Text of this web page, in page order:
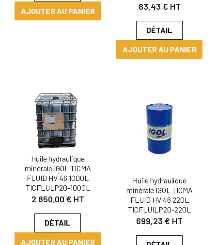
AJOUTER AU PANIER 83,43 € HT
DÉTAIL
AJOUTER AU PANIER
Huile hydraulique
minérale IGOL TICMA
FLUID HV 46 1000L
TICFLULP20-1000L
2 850,00 € HT
DÉTAIL
AJOUTER AU PANIER
Huile hydraulique
minérale IGOL TICMA
FLUID HV 46 220L
TICFLUILP20-220L
699,23 € HT